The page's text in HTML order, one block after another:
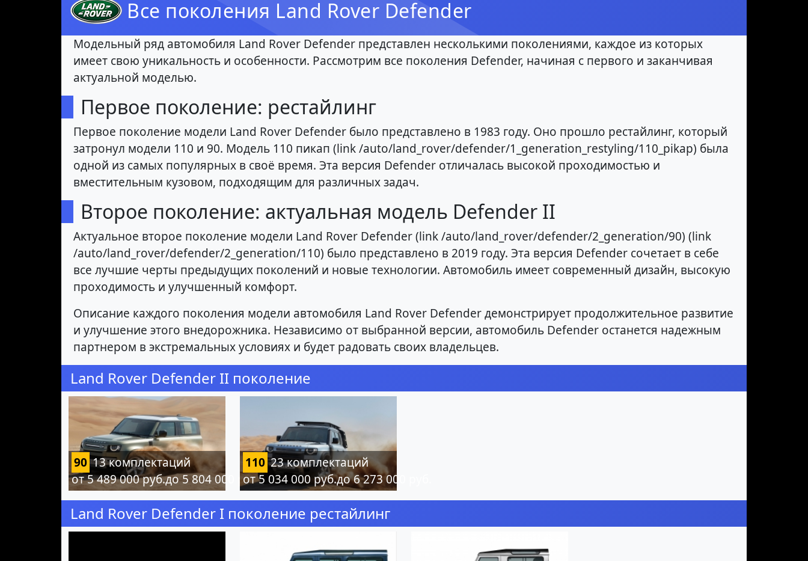
Все поколения Land Rover Defender
Модельный ряд автомобиля Land Rover Defender представлен несколькими поколениями, каждое из которых
имеет свою уникальность и особенности. Рассмотрим все поколения Defender, начиная с первого и заканчивая
актуальной моделью.
Первое поколение: рестайлинг
Первое поколение модели Land Rover Defender было представлено в 1983 году. Оно прошло рестайлинг, который
затронул модели 110 и 90. Модель 110 пикап (link /auto/land_rover/defender/1_generation_restyling/110_pikap) была
одной из самых популярных в своё время. Эта версия Defender отличалась высокой проходимостью и
вместительным кузовом, подходящим для различных задач.
Второе поколение: актуальная модель Defender II
Актуальное второе поколение модели Land Rover Defender (link /auto/land_rover/defender/2_generation/90) (link
/auto/land_rover/defender/2_generation/110) было представлено в 2019 году. Эта версия Defender сочетает в себе
все лучшие черты предыдущих поколений и новые технологии. Автомобиль имеет современный дизайн, высокую
проходимость и улучшенный комфорт.
Описание каждого поколения модели автомобиля Land Rover Defender демонстрирует продолжительное развитие
и улучшение этого внедорожника. Независимо от выбранной версии, автомобиль Defender останется надежным
партнером в экстремальных условиях и будет радовать своих владельцев.
Land Rover Defender II поколение
9013 комплектаций
от 5 489 000 руб.до 5 804 000 руб.
11023 комплектаций
от 5 034 000 руб.до 6 273 000 руб.
Land Rover Defender I поколение рестайлинг